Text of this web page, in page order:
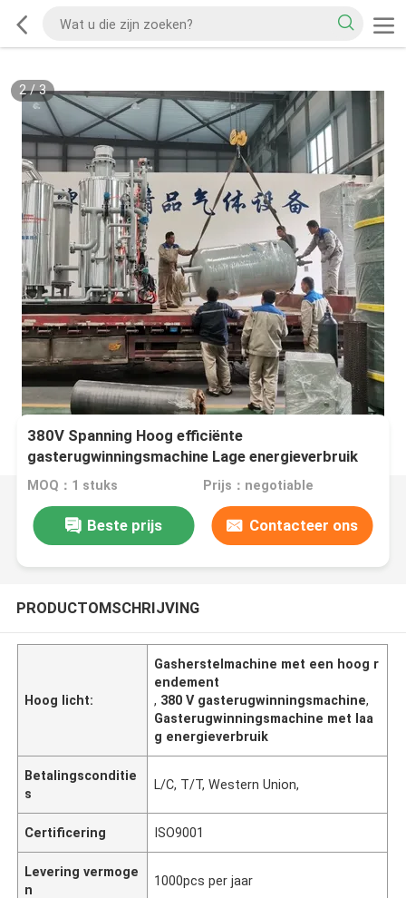
2/3
380V Spanning Hoog efficiënte
gasterugwinningsmachine Lage energieverbruik
MOQ：1 stuks Prijs：negotiable
Beste prijs Contacteer ons
PRODUCTOMSCHRIJVING
Hoog licht:
Gasherstelmachine met een hoog r
endement
, 380 V gasterugwinningsmachine,
Gasterugwinningsmachine met laa
g energieverbruik
Betalingsconditie
s
L/C, T/T, Western Union,
Certificering ISO9001
Levering vermoge
n
1000pcs per jaar